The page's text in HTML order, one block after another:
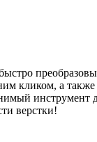
кликом, а также
верстки!